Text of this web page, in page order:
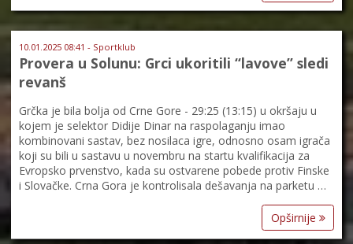
10.01.2025 08:41 - Sportklub
Provera u Solunu: Grci ukoritili “lavove” sledi
revanš
Grčka je bila bolja od Crne Gore - 29:25 (13:15) u okršaju u
kojem je selektor Didije Dinar na raspolaganju imao
kombinovani sastav, bez nosilaca igre, odnosno osam igrača
koji su bili u sastavu u novembru na startu kvalifikacija za
Evropsko prvenstvo, kada su ostvarene pobede protiv Finske
i Slovačke. Crna Gora je kontrolisala dešavanja na parketu …
Opširnije